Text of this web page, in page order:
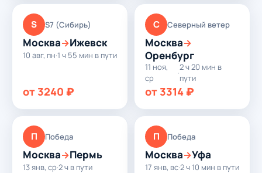
S S7 (Сибирь)
Москва→Ижевск
10 авг, пн·1 ч 55 мин в пути
от 3240 ₽
С Северный ветер
Москва→
Оренбург
11 ноя,
ср
·
2 ч 20 мин в
пути
от 3314 ₽
П Победа
Москва→Пермь
13 янв, ср·2 ч в пути
П Победа
Москва→Уфа
17 янв, вс·2 ч 10 мин в пути